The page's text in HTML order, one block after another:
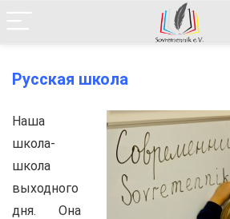
Русская школа
Наша
школа-
школа
выходного
дня. Она